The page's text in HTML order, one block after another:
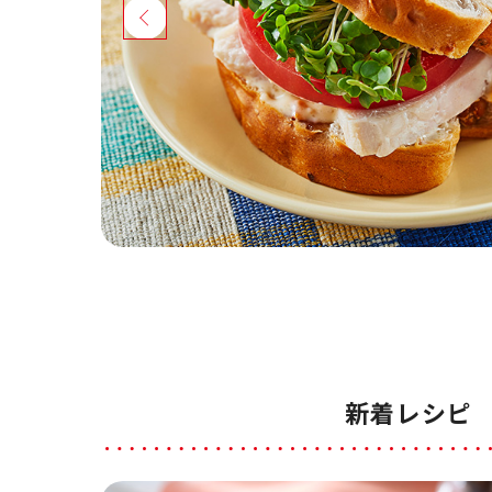
新着レシピ